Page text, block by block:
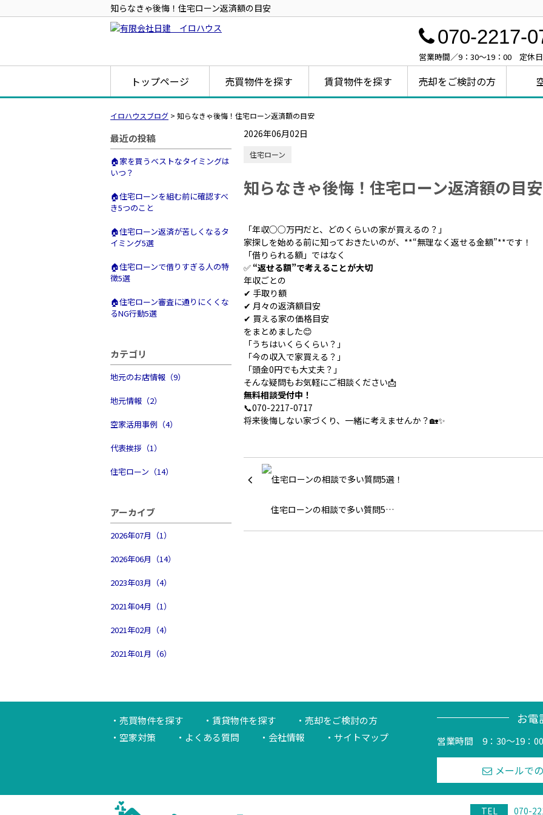
知らなきゃ後悔！住宅ローン返済額の目安
070-2217-
営業時間／9：30～19：00 定休
トップページ 売買物件を探す 賃貸物件を探す 売却をご検討の方
イロハウスブログ > 知らなきゃ後悔！住宅ローン返済額の目安
最近の投稿
🏠家を買うベストなタイミングは
いつ？
🏠住宅ローンを組む前に確認すべ
き5つのこと
🏠住宅ローン返済が苦しくなるタ
イミング5選
🏠住宅ローンで借りすぎる人の特
徴5選
🏠住宅ローン審査に通りにくくな
るNG行動5選
カテゴリ
地元のお店情報（9）
地元情報（2）
空家活用事例（4）
代表挨拶（1）
住宅ローン（14）
アーカイブ
2026年07月（1）
2026年06月（14）
2023年03月（4）
2021年04月（1）
2021年02月（4）
2021年01月（6）
2026年06月02日
住宅ローン
知らなきゃ後悔！住宅ローン返済額の目安
「年収○○万円だと、どのくらいの家が買えるの？」
家探しを始める前に知っておきたいのが、**“無理なく返せる金額”**です！
「借りられる額」ではなく
✅ “返せる額”で考えることが大切
年収ごとの
✔ 手取り額
✔ 月々の返済額目安
✔ 買える家の価格目安
をまとめました😊
「うちはいくらくらい？」
「今の収入で家買える？」
「頭金0円でも大丈夫？」
そんな疑問もお気軽にご相談ください📩
無料相談受付中！
📞070-2217-0717
将来後悔しない家づくり、一緒に考えませんか？🏡✨
住宅ローンの相談で多い質問5…
売買物件を探す 賃貸物件を探す
売却をご検討の方
空家対策
よくある質問 会社情報 サイトマップ
お電
営業時間 9：30～19：00
メールで
TEL 070-